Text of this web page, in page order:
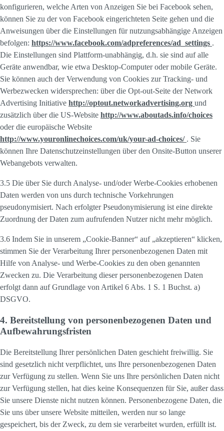
konfigurieren, welche Arten von Anzeigen Sie bei Facebook sehen,
können Sie zu der von Facebook eingerichteten Seite gehen und die
Anweisungen über die Einstellungen für nutzungsabhängige Anzeigen
befolgen: https://www.facebook.com/adpreferences/ad_settings .
Die Einstellungen sind Plattform-unabhängig, d.h. sie sind auf alle
Geräte anwendbar, wie etwa Desktop-Computer oder mobile Geräte.
Sie können auch der Verwendung von Cookies zur Tracking- und
Werbezwecken widersprechen: über die Opt-out-Seite der Network
Advertising Initiative http://optout.networkadvertising.org und
zusätzlich über die US-Website http://www.aboutads.info/choices
oder die europäische Website
http://www.youronlinechoices.com/uk/your-ad-choices/ . Sie
können Ihre Datenschutzeinstellungen über den Onsite-Button unserer
Webangebots verwalten.
3.5 Die über Sie durch Analyse- und/oder Werbe-Cookies erhobenen
Daten werden von uns durch technische Vorkehrungen
pseudonymisiert. Nach erfolgter Pseudonymisierung ist eine direkte
Zuordnung der Daten zum aufrufenden Nutzer nicht mehr möglich.
3.6 Indem Sie in unserem „Cookie-Banner“ auf „akzeptieren“ klicken,
stimmen Sie der Verarbeitung Ihrer personenbezogenen Daten mit
Hilfe von Analyse- und Werbe-Cookies zu den oben genannten
Zwecken zu. Die Verarbeitung dieser personenbezogenen Daten
erfolgt dann auf Grundlage von Artikel 6 Abs. 1 S. 1 Buchst. a)
DSGVO.
4. Bereitstellung von personenbezogenen Daten und
Aufbewahrungsfristen
Die Bereitstellung Ihrer persönlichen Daten geschieht freiwillig. Sie
sind gesetzlich nicht verpflichtet, uns Ihre personenbezogenen Daten
zur Verfügung zu stellen. Wenn Sie uns Ihre persönlichen Daten nicht
zur Verfügung stellen, hat dies keine Konsequenzen für Sie, außer dass
Sie unsere Dienste nicht nutzen können. Personenbezogene Daten, die
Sie uns über unsere Website mitteilen, werden nur so lange
gespeichert, bis der Zweck, zu dem sie verarbeitet wurden, erfüllt ist.